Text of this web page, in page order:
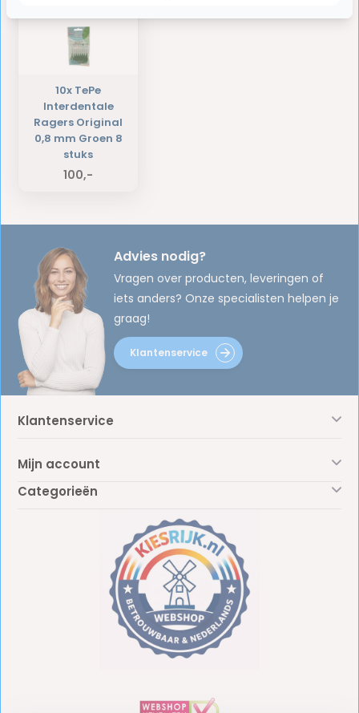
10x TePe
Interdentale
Ragers Original
0,8 mm Groen 8
stuks
100,-
Advies nodig?
Vragen over producten, leveringen of
iets anders? Onze specialisten helpen je
graag!
Klantenservice
Klantenservice
Mijn account
Categorieën